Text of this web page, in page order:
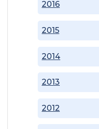
2012
2013
2014
2015
2016